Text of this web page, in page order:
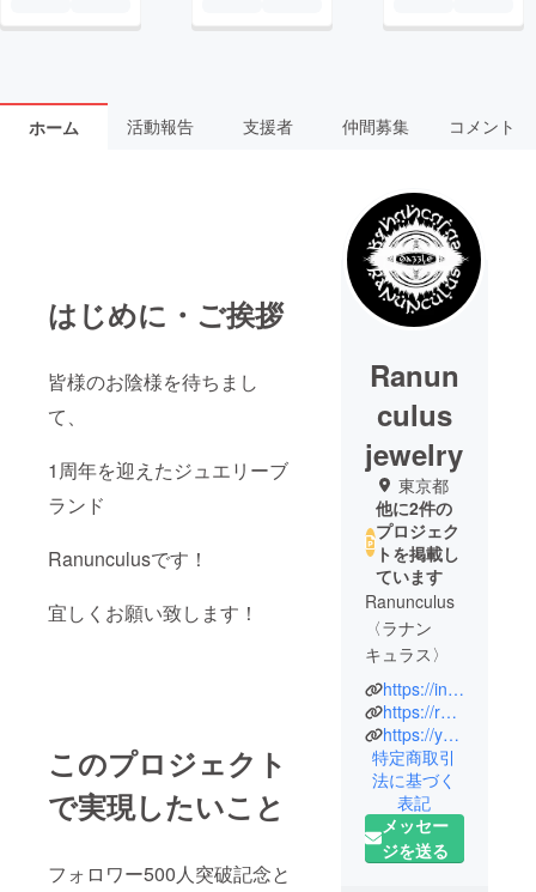
ホーム 活動報告 支援者 仲間募集 コメント
はじめに・ご挨拶
皆様のお陰様を待ちまし
て、
1周年を迎えたジュエリーブ
ランド
Ranunculusです！
宜しくお願い致します！
このプロジェクト
で実現したいこと
フォロワー500人突破記念と
Ranun
culus
jewelry
東京都
他に2件の
プロジェク
トを掲載し
ています
Ranunculus
〈ラナン
キュラス〉
Ranunculus
は花の名前
が由来で
す。 様々な
色彩を持つ
Ranunculus
。 国籍も年
https://instagram.com/ranunculusjewelry92?igshid=YmMyMTA2M2Y=
https://ranunculusje.thebase.in/
https://youtu.be/Zuw_msAdhTs
特定商取引
法に基づく
表記
メッセー
ジを送る